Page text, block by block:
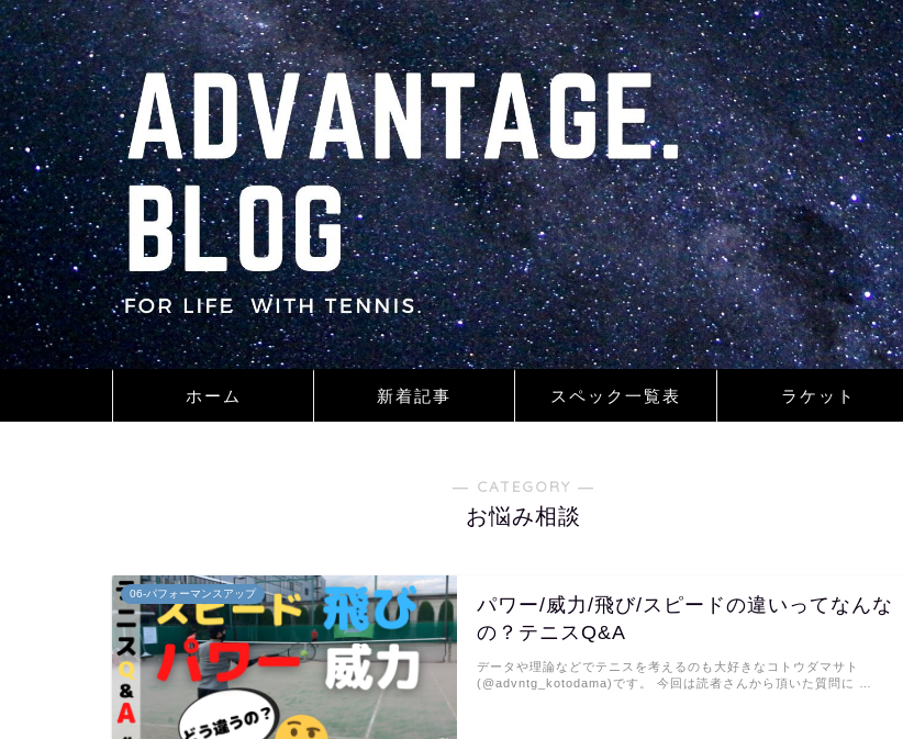
ホーム 新着記事 スペック一覧表 ラケット
― CATEGORY ―
お悩み相談
06-パフォーマンスアップ
パワー/威力/飛び/スピードの違いってなんな
の？テニスQ&A
データや理論などでテニスを考えるのも大好きなコトウダマサト
(@advntg_kotodama)です。 今回は読者さんから頂いた質問に …